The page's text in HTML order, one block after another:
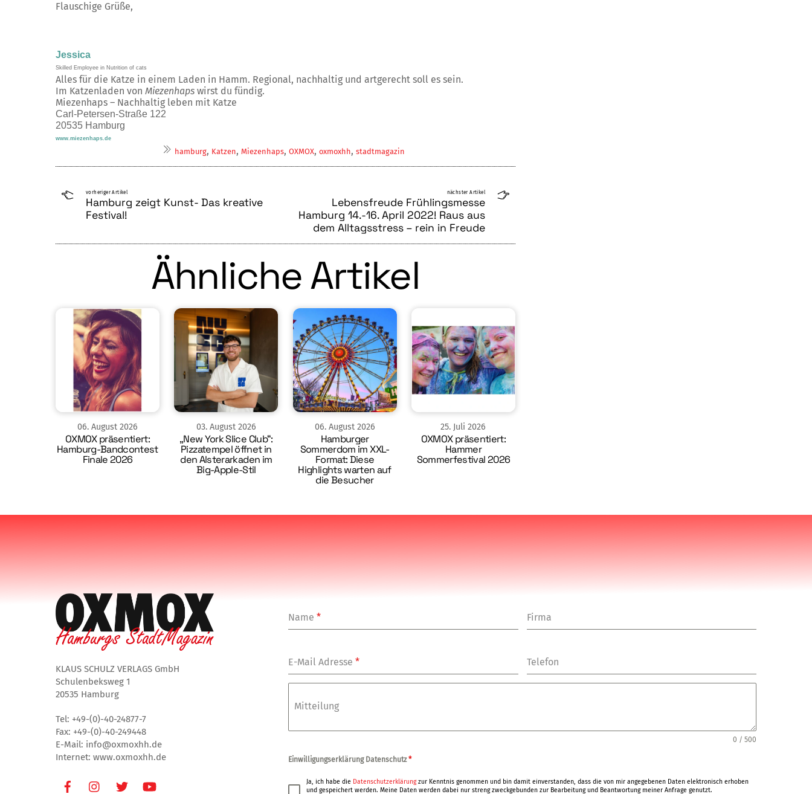
Flauschige Grüße,
Jessica
Skilled Employee in Nutrition of cats
Alles für die Katze in einem Laden in Hamm. Regional, nachhaltig und artgerecht soll es sein.
Im Katzenladen von Miezenhaps wirst du fündig.
Miezenhaps – Nachhaltig leben mit Katze
Carl-Petersen-Straße 122
20535 Hamburg
www.miezenhaps.de
hamburg, Katzen, Miezenhaps, OXMOX, oxmoxhh, stadtmagazin
vorheriger Artikel
Hamburg zeigt Kunst- Das kreative
Festival!
nächster Artikel
Lebensfreude Frühlingsmesse
Hamburg 14.-16. April 2022! Raus aus
dem Alltagsstress – rein in Freude
Ähnliche Artikel
06. August 2026
OXMOX präsentiert:
Hamburg-Bandcontest
Finale 2026
03. August 2026
„New York Slice Club“:
Pizzatempel öffnet in
den Alsterarkaden im
Big-Apple-Stil
06. August 2026
Hamburger
Sommerdom im XXL-
Format: Diese
Highlights warten auf
die Besucher
25. Juli 2026
OXMOX präsentiert:
Hammer
Sommerfestival 2026
KLAUS SCHULZ VERLAGS GmbH
Schulenbeksweg 1
20535 Hamburg
Tel: +49-(0)-40-24877-7
Fax: +49-(0)-40-249448
E-Mail: info@oxmoxhh.de
Internet: www.oxmoxhh.de
FacebookInstagramTwitter
Name* Firma
E-Mail Adresse* Telefon
Mitteilung
0 / 500
Einwilligungserklärung Datenschutz*
Ja, ich habe die Datenschutzerklärungzur Kenntnis genommen und bin damit einverstanden, dass die von mir angegebenen Daten elektronisch erhoben
und gespeichert werden. Meine Daten werden dabei nur streng zweckgebunden zur Bearbeitung und Beantwortung meiner Anfrage genutzt.